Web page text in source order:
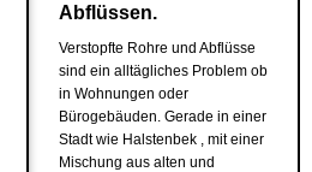
Abflüssen.
Verstopfte Rohre und Abflüsse
sind ein alltägliches Problem ob
in Wohnungen oder
Bürogebäuden. Gerade in einer
Stadt wie Halstenbek , mit einer
Mischung aus alten und